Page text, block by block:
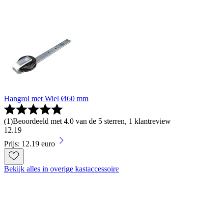
Hangrol met Wiel Ø60 mm
(1)Beoordeeld met 4.0 van de 5 sterren, 1 klantreview
12.19
Prijs: 12.19 euro
Bekijk alles in overige kastaccessoire